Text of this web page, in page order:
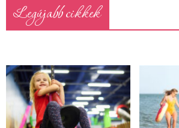
Legújabb cikkek